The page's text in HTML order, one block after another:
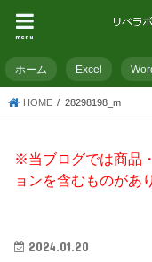
menu
ホーム Excel
HOME 28298198_m
※当ブログでは商品
ョンを含むものがあ
2024.01.20